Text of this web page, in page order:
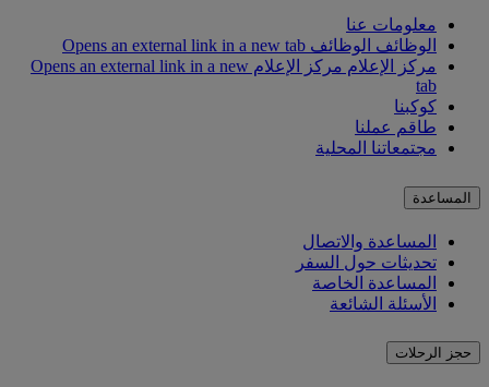
معلومات عنا
الوظائف الوظائف Opens an external link in a new tab
مركز الإعلام
مركز الإعلام Opens an external link in a new
tab
كوكبنا
طاقم عملنا
مجتمعاتنا المحلية
المساعدة
المساعدة والاتصال
تحديثات حول السفر
المساعدة الخاصة
الأسئلة الشائعة
حجز الرحلات